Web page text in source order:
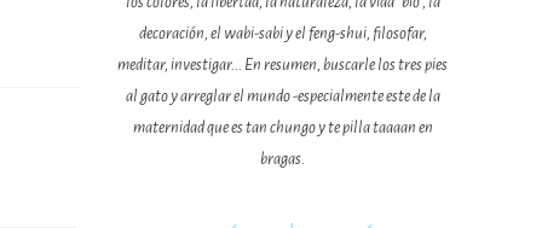
decoración, el wabi-sabi y el feng-shui, filosofar,
meditar, investigar... En resumen, buscarle los tres pies
al gato y arreglar el mundo -especialmente este de la
maternidad que es tan chungo y te pilla taaaan en
bragas.